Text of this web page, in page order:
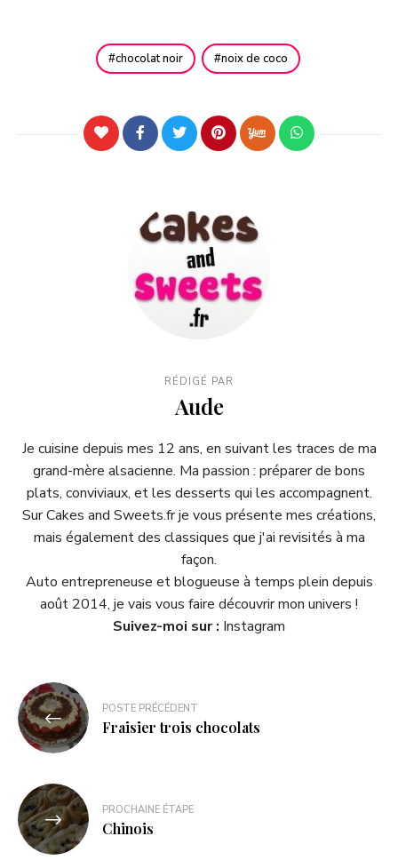
chocolat noir noix de coco
RÉDIGÉ PAR
Aude
Je cuisine depuis mes 12 ans, en suivant les traces de ma
grand-mère alsacienne. Ma passion : préparer de bons
plats, conviviaux, et les desserts qui les accompagnent.
Sur Cakes and Sweets.fr je vous présente mes créations,
mais également des classiques que j'ai revisités à ma
façon.
Auto entrepreneuse et blogueuse à temps plein depuis
août 2014, je vais vous faire découvrir mon univers !
Suivez-moi sur : Instagram
POSTE PRÉCÉDENT
Fraisier trois chocolats
PROCHAINE ÉTAPE
Chinois